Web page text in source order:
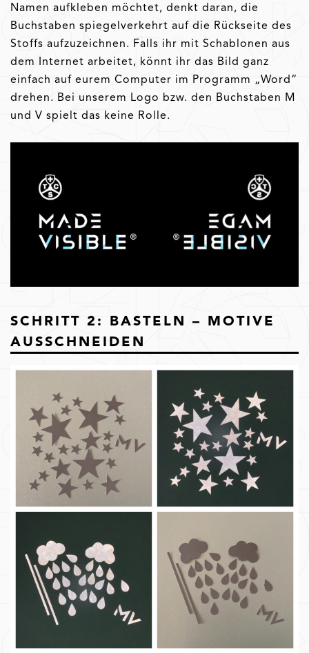
Namen aufkleben möchtet, denkt daran, die
Buchstaben spiegelverkehrt auf die Rückseite des
Stoffs aufzuzeichnen. Falls ihr mit Schablonen aus
dem Internet arbeitet, könnt ihr das Bild ganz
einfach auf eurem Computer im Programm „Word“
drehen. Bei unserem Logo bzw. den Buchstaben M
und V spielt das keine Rolle.
SCHRITT 2: BASTELN – MOTIVE
AUSSCHNEIDEN